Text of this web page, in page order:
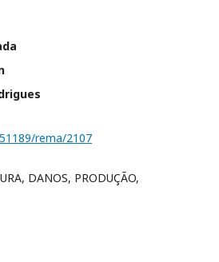
rema/2107
DANOS, PRODUÇÃO,